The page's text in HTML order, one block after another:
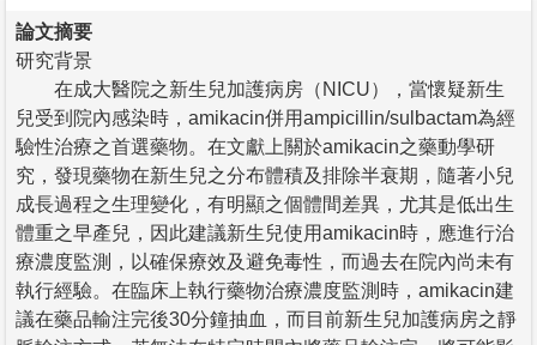
論文摘要
研究背景
在成大醫院之新生兒加護病房（NICU），當懷疑新生
兒受到院內感染時，amikacin併用ampicillin/sulbactam為經
驗性治療之首選藥物。在文獻上關於amikacin之藥動學研
究，發現藥物在新生兒之分布體積及排除半衰期，隨著小兒
成長過程之生理變化，有明顯之個體間差異，尤其是低出生
體重之早產兒，因此建議新生兒使用amikacin時，應進行治
療濃度監測，以確保療效及避免毒性，而過去在院內尚未有
執行經驗。在臨床上執行藥物治療濃度監測時，amikacin建
議在藥品輸注完後30分鐘抽血，而目前新生兒加護病房之靜